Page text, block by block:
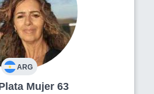
ARG
La Plata Mujer 63